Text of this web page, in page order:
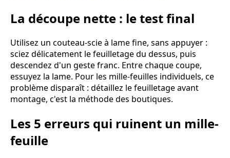
La découpe nette : le test final
Utilisez un couteau-scie à lame fine, sans appuyer :
sciez délicatement le feuilletage du dessus, puis
descendez d'un geste franc. Entre chaque coupe,
essuyez la lame. Pour les mille-feuilles individuels, ce
problème disparaît : détaillez le feuilletage avant
montage, c'est la méthode des boutiques.
Les 5 erreurs qui ruinent un mille-
feuille